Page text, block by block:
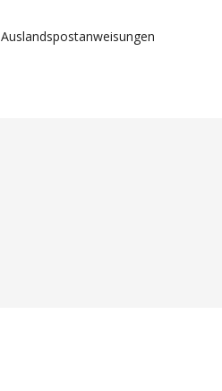
Auslandspostanweisungen